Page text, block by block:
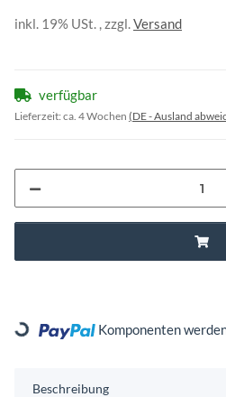
inkl. 19% USt. , zzgl.Versand
verfügbar
Lieferzeit: ca. 4 Wochen (DE - Ausland
Loading... Komponenten
Beschreibung